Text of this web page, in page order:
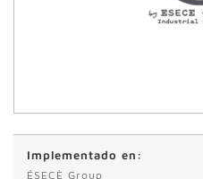
Implementado en:
ÉSECÈ Group